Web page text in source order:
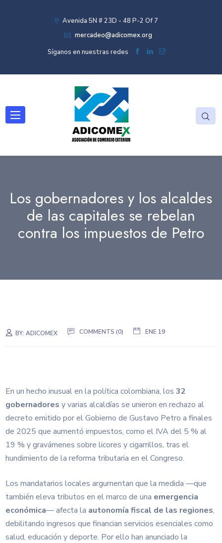
Avenida 5N # 23D - 48 P-2 Of 7
mercadeo@adicomex.org
Síganos en nuestras redes
Los gobernadores y los alcaldes
de las capitales se rebelan
contra los impuestos de Petro
BY:ADICOMEX COMMENTS (0) ENE 19
En un hecho inusual en la política colombiana, los32
gobernadores y varias alcaldías se unieron en rechazo al
decreto emitido por el Gobierno de Gustavo Petro a finales
de 2025 que aumentó impuestos, como el IVA del 5 % al
19 % y gravámenes sobre licores y cigarrillos, tras el
hundimiento de la reforma tributaria en el Congreso.
Los mandatarios locales argumentan que la medida —que
también eleva tributos en el marco de una emergencia
económica— afecta la autonomía fiscal de las regiones,
debilitando ingresos que financian servicios esenciales como
salud, educación y deporte. Por ello han anunciado la